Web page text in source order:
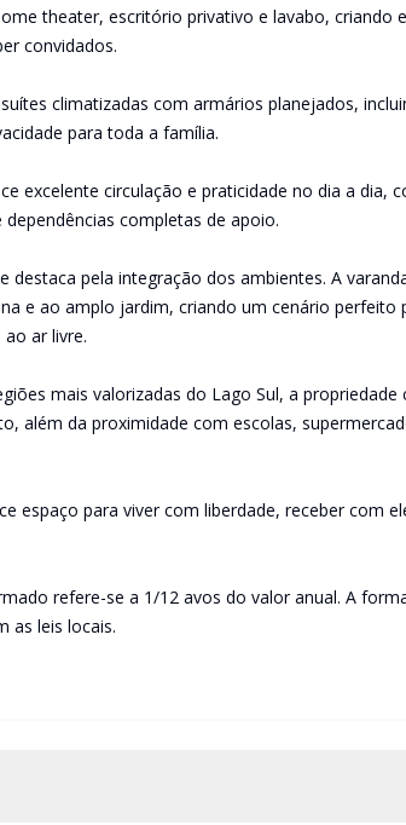
theater, escritório privativo e lavabo, criando
convidados.
climatizadas com armários planejados,
para toda a família.
excelente circulação e praticidade no dia a dia,
completas de apoio.
destaca pela integração dos ambientes. A
e ao amplo jardim, criando um cenário perfeito
ar livre.
mais valorizadas do Lago Sul, a
além da proximidade com escolas,
espaço para viver com liberdade, receber com
refere-se a 1/12 avos do valor anual. A
as leis locais.